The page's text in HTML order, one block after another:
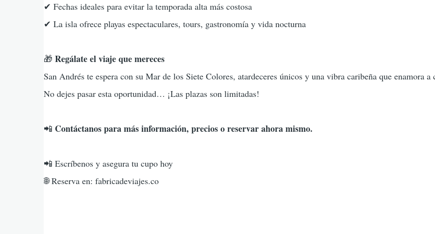
✔ Fechas ideales para evitar la temporada alta más costosa
✔ La isla ofrece playas espectaculares, tours, gastronomía y vida nocturna
🎁 Regálate el viaje que mereces
San Andrés te espera con su Mar de los Siete Colores, atardeceres únicos y una vibra caribeña que enamora a
No dejes pasar esta oportunidad… ¡Las plazas son limitadas!
📲 Contáctanos para más información, precios o reservar ahora mismo.
📲 Escríbenos y asegura tu cupo hoy
🌐 Reserva en: fabricadeviajes.co